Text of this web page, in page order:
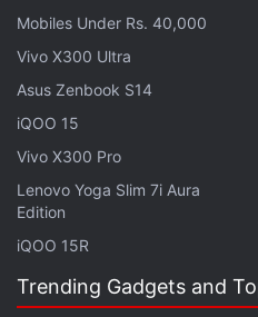
സന്ദേശം അയച്ചു.
പൊതുവായ ഉപയോഗത്തിന്
കമ്പനിക്കുണ്ടെന്ന് ഈ
സങ്കീർണ്ണമായ
ഘട്ടങ്ങൾ
ജോലികളും കൈകാര്യം
കാര്യക്ഷമമാക്കുന്ന
Mobiles Under Rs. 40,000
Vivo X300 Ultra
Asus Zenbook S14
iQOO 15
Vivo X300 Pro
Lenovo Yoga Slim 7i Aura
Edition
iQOO 15R
Trending Gadgets and